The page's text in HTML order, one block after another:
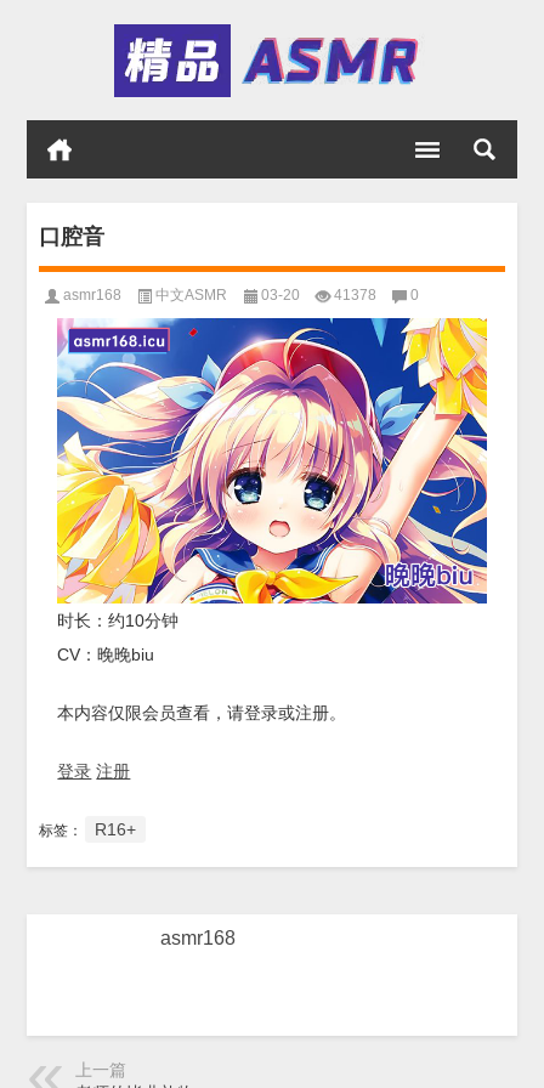
口腔音
asmr168 中文ASMR 03-20 41378 0
时长：约10分钟
CV：晚晚biu
本内容仅限会员查看，请登录或注册。
登录 注册
标签： R16+
asmr168
上一篇